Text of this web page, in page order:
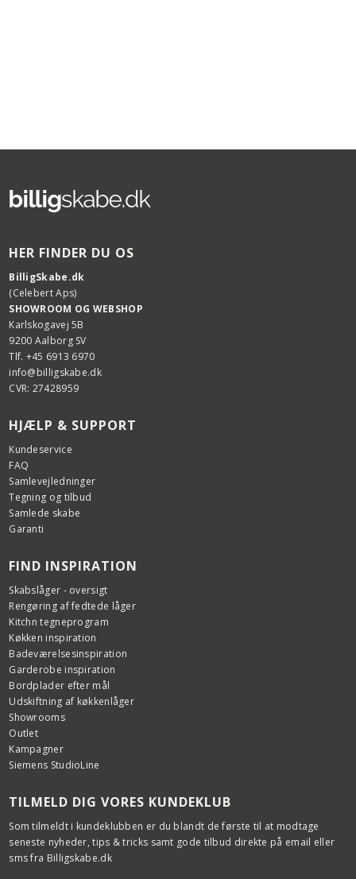
HER FINDER DU OS
BilligSkabe.dk
(Celebert Aps)
SHOWROOM OG WEBSHOP
Karlskogavej 5B
9200 Aalborg SV
Tlf. +45 6913 6970
info@billigskabe.dk
CVR: 27428959
HJÆLP & SUPPORT
Kundeservice
FAQ
Samlevejledninger
Tegning og tilbud
Samlede skabe
Garanti
FIND INSPIRATION
Skabslåger - oversigt
Rengøring af fedtede låger
Kitchn tegneprogram
Køkken inspiration
Badeværelsesinspiration
Garderobe inspiration
Bordplader efter mål
Udskiftning af køkkenlåger
Showrooms
Outlet
Kampagner
Siemens StudioLine
TILMELD DIG VORES KUNDEKLUB
Som tilmeldt i kundeklubben er du blandt de første til at modtage
seneste nyheder, tips & tricks samt gode tilbud direkte på email eller
sms fra Billigskabe.dk